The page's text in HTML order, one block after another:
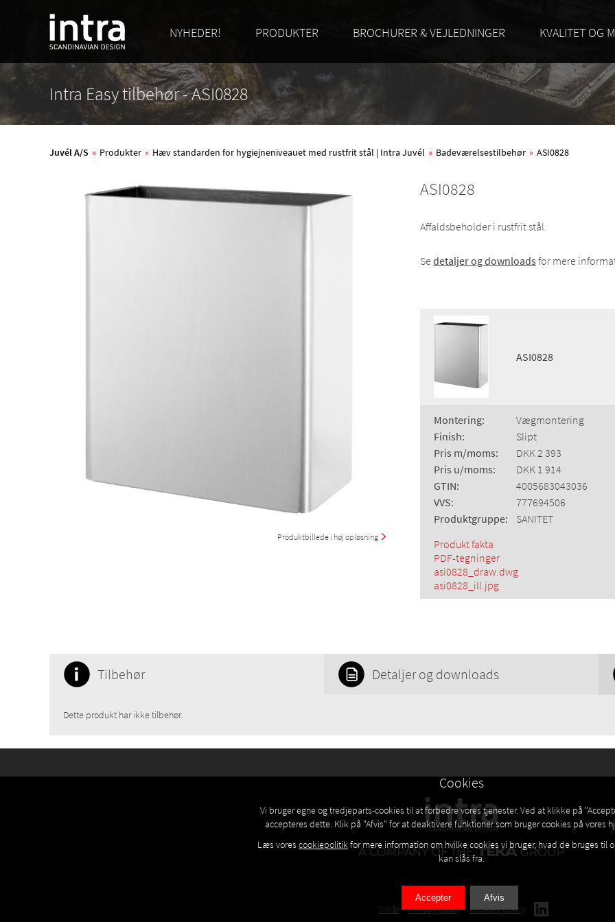
NYHEDER! PRODUKTER BROCHURER & VEJLEDNINGER KVALITET OG
Intra Easy tilbehør - ASI0828
Juvél A/S » Produkter » Hæv standarden for hygiejneniveauet med rustfrit stål | Intra Juvél » Badeværelsestilbehør » ASI0828
Produktbillede i høj opløsning
ASI0828
Affaldsbeholder i rustfrit stål.
Se detaljer og downloads for mere
ASI0828
Montering:
Vægmontering
Finish:
Slipt
Pris m/moms:
DKK 2 393
Pris u/moms:
DKK 1 914
GTIN:
4005683043036
VVS:
777694506
Produktgruppe:
SANITET
Produkt fakta
PDF-tegninger
asi0828_draw.dwg
asi0828_ill.jpg
Tilbehør
Dette produkt har ikke tilbehør.
Detaljer og downloads
© 2026 INTRA AS
Vilkår
Privacy policy Cookies policy
Cookies
Vi bruger egne og tredjeparts-cookies til at forbedre vores tjenester. Ved at klikke på
accepteres dette. Klik på "Afvis" for at deaktivere funktioner som bruger cookies på vores
Læs vorescookiepolitik for mere information om hvilke cookies vi bruger, hvad de bruges til
kan slås fra.
Accepter Afvis